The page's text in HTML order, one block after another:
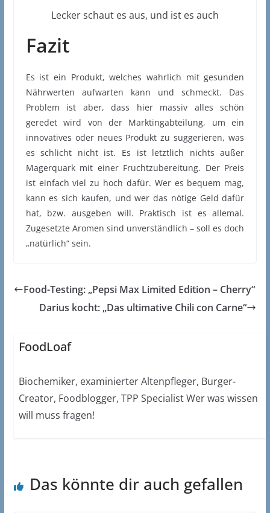
Lecker schaut es aus, und ist es auch
Fazit
Es ist ein Produkt, welches wahrlich mit gesunden
Nährwerten aufwarten kann und schmeckt. Das
Problem ist aber, dass hier massiv alles schön
geredet wird von der Marktingabteilung, um ein
innovatives oder neues Produkt zu suggerieren, was
es schlicht nicht ist. Es ist letztlich nichts außer
Magerquark mit einer Fruchtzubereitung. Der Preis
ist einfach viel zu hoch dafür. Wer es bequem mag,
kann es sich kaufen, und wer das nötige Geld dafür
hat, bzw. ausgeben will. Praktisch ist es allemal.
Zugesetzte Aromen sind unverständlich – soll es doch
„natürlich“ sein.
Food-Testing: „Pepsi Max Limited Edition – Cherry“
Darius kocht: „Das ultimative Chili con Carne“
FoodLoaf
Biochemiker, examinierter Altenpfleger, Burger-
Creator, Foodblogger, TPP Specialist Wer was wissen
will muss fragen!
Das könnte dir auch gefallen